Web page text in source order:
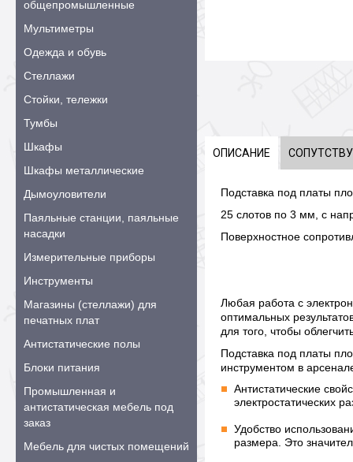
общепромышленные
Мультиметры
Одежда и обувь
Стеллажи
Стойки, тележки
Тумбы
Шкафы
Шкафы металлические
Дымоуловители
Паяльные станции, паяльные
насадки
Измерительные приборы
Инструменты
Магазины (стеллажи) для
печатных плат
Антистатические полы
Блоки питания
Промышленная и
антистатическая мебель под
заказ
Мебель для чистых помещений
ОПИСАНИЕ
Подставка под платы
25 слотов по 3 мм, с
Поверхностное
Любая работа с
оптимальных
для того, чтобы
Подставка под платы
инструментом в
Антистатические
электростатических
Удобство
размера. Это